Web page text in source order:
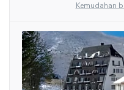
Kemudahan